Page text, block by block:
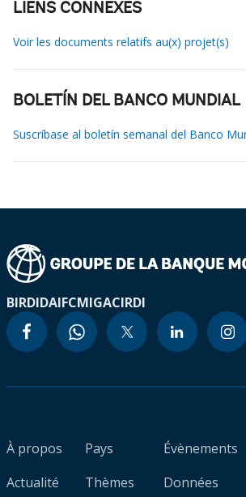
LIENS CONNEXES
Voir les documents relatifs au(x) projet(s)
BOLETÍN DEL BANCO MUNDIAL
Suscríbase al boletín semanal del Banco
BIRDIDAIFCMIGACIRDI
À propos
Actualité
Pays
Thèmes
Évènements
Données